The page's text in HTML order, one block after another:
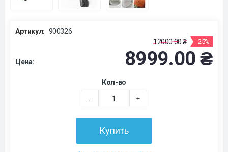
Артикул: 900326
Цена:
12000.00 ₴ -25%
8999.00 ₴
Кол-во
- +
Купить